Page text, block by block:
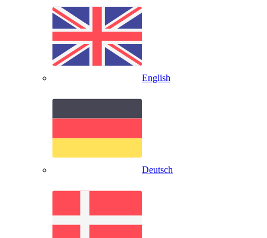
English
Deutsch